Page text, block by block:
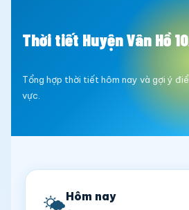
Thời tiết Huyện Vân Hồ
Tổng hợp thời tiết hôm nay và gợi ý
vực.
🌤️Hôm nay